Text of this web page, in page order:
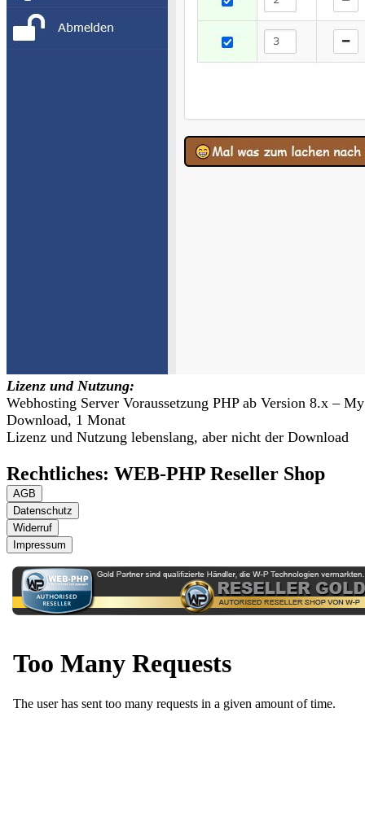
Lizenz und Nutzung:
Webhosting Server Voraussetzung PHP ab Version 8.x –
Download, 1 Monat
Lizenz und Nutzung lebenslang, aber nicht der Download
Rechtliches: WEB-PHP Reseller Shop
AGB
Datenschutz
Widerruf
Impressum